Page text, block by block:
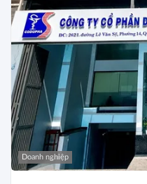
Doanh nghiệp